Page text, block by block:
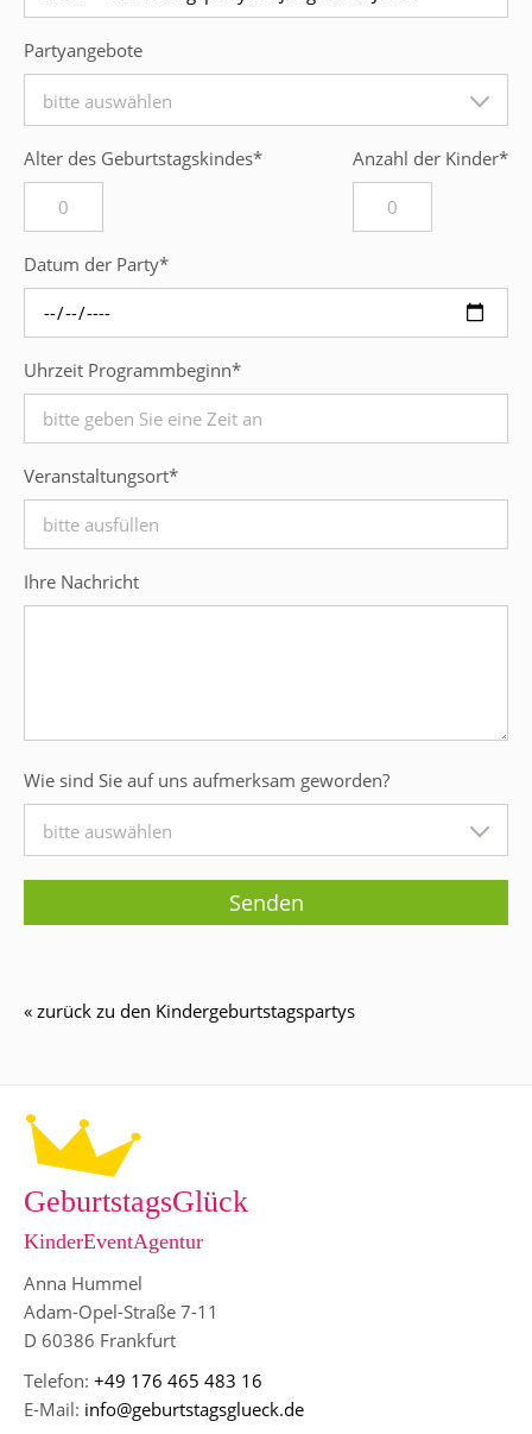
Partyangebote
bitte auswählen
Alter des Geburtstagskindes* Anzahl der Kinder*
Datum der Party*
Uhrzeit Programmbeginn*
Veranstaltungsort*
Ihre Nachricht
Wie sind Sie auf uns aufmerksam geworden?
bitte auswählen
« zurück zu den Kindergeburtstagspartys
GeburtstagsGlück
KinderEventAgentur
Anna Hummel
Adam-Opel-Straße 7-11
D 60386 Frankfurt
Telefon: +49 176 465 483 16
E-Mail: info@geburtstagsglueck.de